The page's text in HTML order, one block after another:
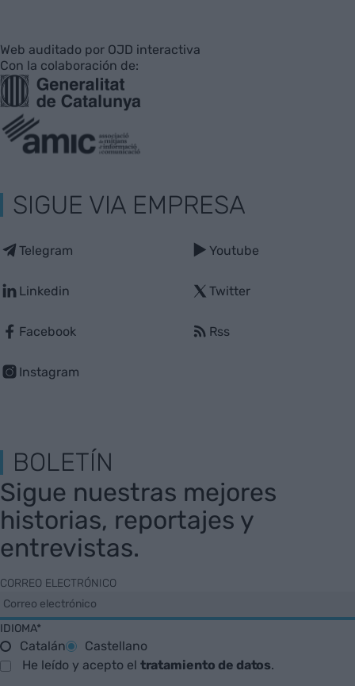
Web auditado por OJD interactiva
Con la colaboración de:
SIGUE VIA EMPRESA
Telegram
Linkedin
Facebook
Instagram
Youtube
Twitter
Rss
BOLETÍN
Sigue nuestras mejores
historias, reportajes y
entrevistas.
CORREO ELECTRÓNICO
IDIOMA*
Catalán
Castellano
He leído y acepto el tratamiento de datos.